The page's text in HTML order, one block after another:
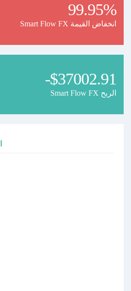
99.95%
Smart Flow FX انخفاض القيمة
-$37002.91
Smart Flow FX الربح